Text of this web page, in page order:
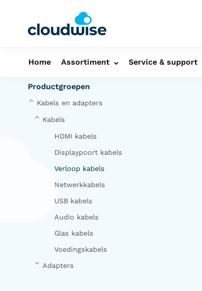
Home Assortiment Service & support
Productgroepen
Kabels en adapters
Kabels
HDMI kabels
Displaypoort kabels
Verloop kabels
Netwerkkabels
USB kabels
Audio kabels
Glas kabels
Voedingskabels
Adapters